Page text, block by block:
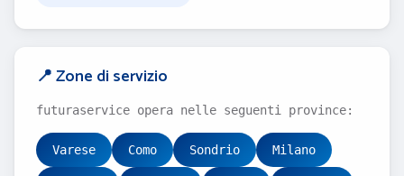
📍 Zone di servizio
futuraservice opera nelle seguenti province:
Varese Como Sondrio Milano